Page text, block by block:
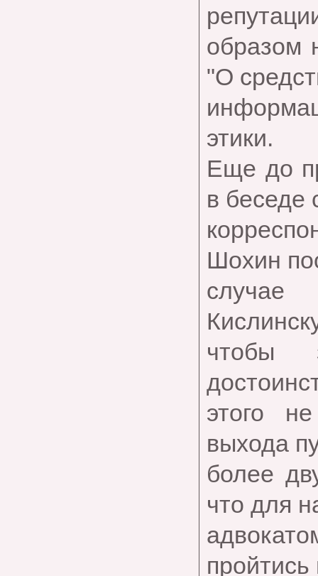
образом
"О
этики.
Еще до
в беседе
Шохин
случае
чтобы
этого
выхода
более
что для